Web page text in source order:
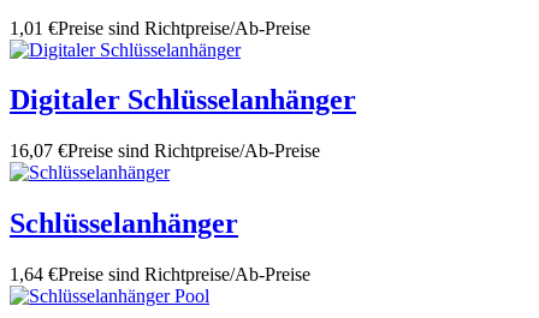
1,01 €Preise sind Richtpreise/Ab-Preise
Digitaler Schlüsselanhänger
16,07 €Preise sind Richtpreise/Ab-Preise
Schlüsselanhänger
1,64 €Preise sind Richtpreise/Ab-Preise